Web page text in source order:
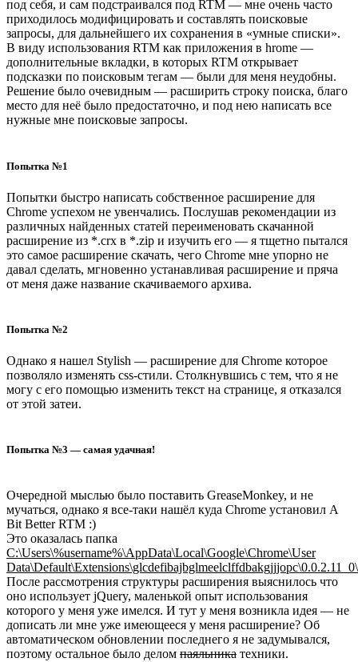
под себя, и сам подстраивался под RTM — мне очень часто
приходилось модифицировать и составлять поисковые
запросы, для дальнейшего их сохранения в «умные списки».
В виду использования RTM как приложения в hrome —
дополнительные вкладки, в которых RTM открывает
подсказки по поисковым тегам — были для меня неудобны.
Решение было очевидным — расширить строку поиска, благо
место для неё было предостаточно, и под нею написать все
нужные мне поисковые запросы.
Попытка №1
Попытки быстро написать собственное расширение для
Chrome успехом не увенчались. Послушав рекомендации из
различных найденных статей переименовать скачанной
расширение из *.crx в *.zip и изучить его — я тщетно пытался
это самое расширение скачать, чего Chrome мне упорно не
давал сделать, мгновенно устанавливая расширение и пряча
от меня даже название скачиваемого архива.
Попытка №2
Однако я нашел Stylish — расширение для Chrome которое
позволяло изменять css-стили. Столкнувшись с тем, что я не
могу с его помощью изменить текст на странице, я отказался
от этой затеи.
Попытка №3 — самая удачная!
Очередной мыслью было поставить GreaseMonkey, и не
мучаться, однако я все-таки нашёл куда Chrome установил A
Bit Better RTM :)
Это оказалась папка
C:\Users\%username%\AppData\Local\Google\Chrome\User
Data\Default\Extensions\glcdefibajbglmeelclffdbakgjjjopc\0.0.2.11_0\
После рассмотрения структуры расширения выяснилось что
оно использует jQuery, маленькой опыт использования
которого у меня уже имелся. И тут у меня возникла идея — не
дописать ли мне уже имеющееся у меня расширение? Об
автоматическом обновлении последнего я не задумывался,
поэтому остальное было делом паяльника техники.